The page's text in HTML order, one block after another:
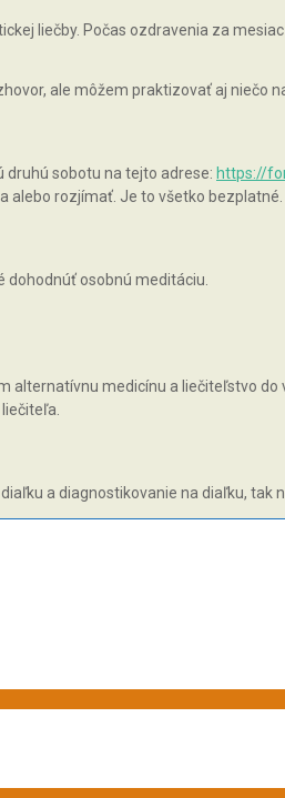
liečby. Počas ozdravenia za
ale môžem praktizovať aj niečo
druhú sobotu na tejto adrese: https://
rozjímať. Je to všetko
dohodnúť osobnú meditáciu.
medicínu a liečiteľstvo
a diagnostikovanie na diaľku, tak